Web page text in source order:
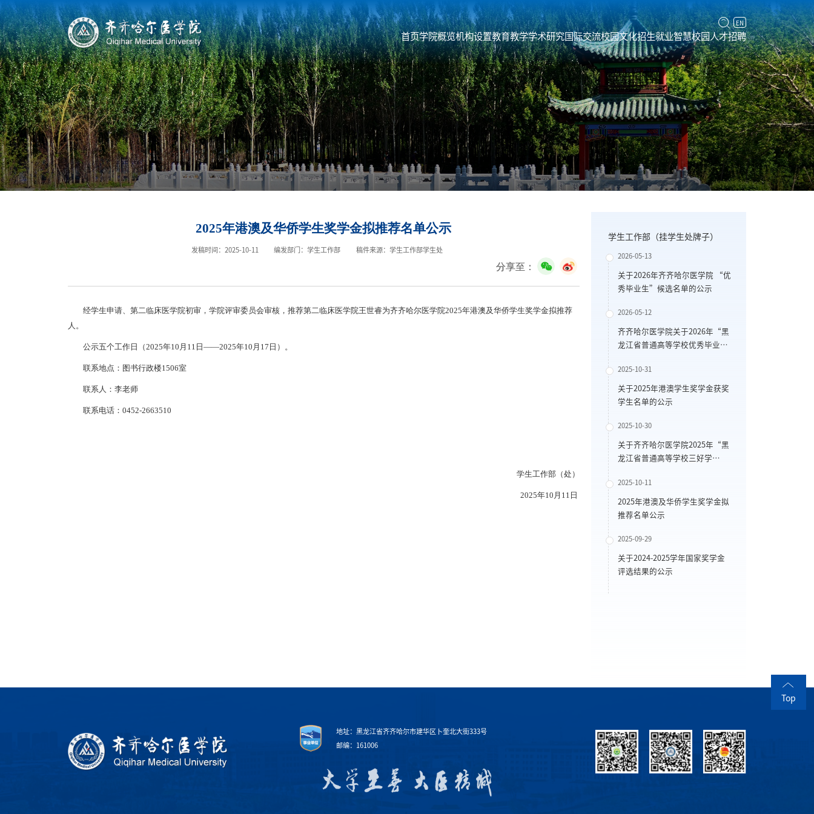
EN
首页学院概览机构设置教育教学学术研究国际交流校园文化招生就业智慧校园人才招聘
2025年港澳及华侨学生奖学金拟推荐名单公示
发稿时间：2025-10-11 编发部门：学生工作部 稿件来源：学生工作部学生处
分享至：
经学生申请、第二临床医学院初审，学院评审委员会审核，推荐第二临床医学院王世睿为齐齐哈尔医学院2025年港澳及华侨学生奖学金拟推荐
人。
公示五个工作日（2025年10月11日——2025年10月17日）。
联系地点：图书行政楼1506室
联系人：李老师
联系电话：0452-2663510
学生工作部（处）
2025年10月11日
学生工作部（挂学生处牌子）
2026-05-13
关于2026年齐齐哈尔医学院 “优
秀毕业生”候选名单的公示
2026-05-12
齐齐哈尔医学院关于2026年“黑
龙江省普通高等学校优秀毕业
2025-10-31
关于2025年港澳学生奖学金获奖
学生名单的公示
2025-10-30
关于齐齐哈尔医学院2025年“黑
龙江省普通高等学校三好学
2025-10-11
2025年港澳及华侨学生奖学金拟
推荐名单公示
2025-09-29
关于2024-2025学年国家奖学金
评选结果的公示
Top
地址：黑龙江省齐齐哈尔市建华区卜奎北大街333号
邮编：161006